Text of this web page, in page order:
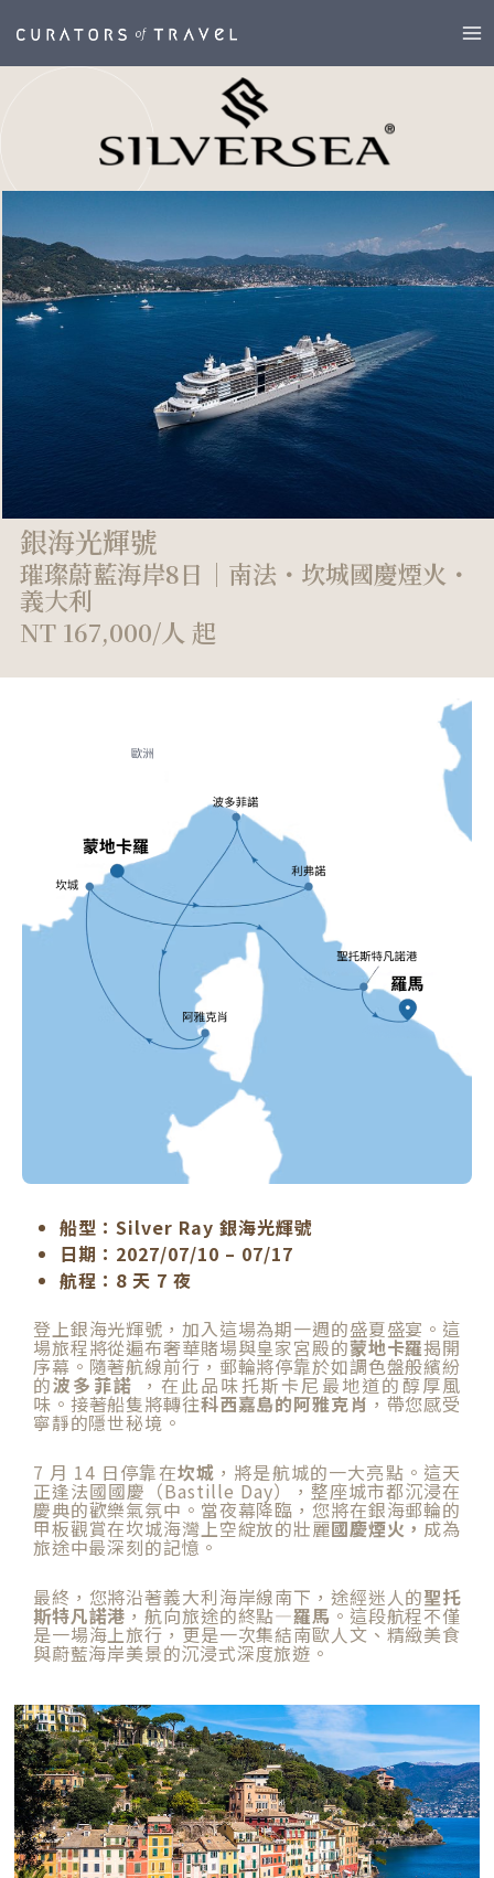
銀海光輝號
璀璨蔚藍海岸8日｜南法・坎城國慶煙火・
義大利
NT 167,000/人 起
船型：Silver Ray 銀海光輝號
日期：2027/07/10 – 07/17
航程：8 天 7 夜
登上銀海光輝號，加入這場為期一週的盛夏盛宴。這
場旅程將從遍布奢華賭場與皇家宮殿的蒙地卡羅揭開
序幕。隨著航線前行，郵輪將停靠於如調色盤般繽紛
的波多 菲諾 ，在此品味托斯卡尼最地道的醇厚風
味。接著船隻將轉往科西嘉島的阿雅克肖 ，帶您感受
寧靜的隱世秘境。
7 月 14 日停靠在坎城 ，將是航城的一大亮點。這天
正逢法國國慶（Bastille Day），整座城市都沉浸在
慶典的歡樂氣氛中。當夜幕降臨，您將在銀海郵輪的
甲板觀賞在坎城海灣上空綻放的壯麗國慶煙火， 成為
旅途中最深刻的記憶。
最終，您將沿著義大利海岸線南下，途經迷人的聖托
斯特凡諾港 ，航向旅途的終點—羅馬 。這段航程不僅
是一場海上旅行，更是一次集結南歐人文、精緻美食
與蔚藍海岸美景的沉浸式深度旅遊。